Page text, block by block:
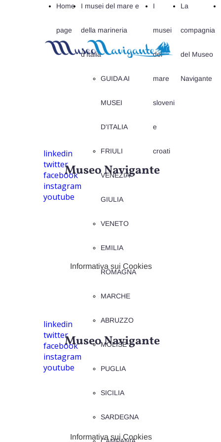
Home
page
I musei del mare e
della marineria
d'Italia
GUIDA AI
MUSEI
D'ITALIA
FRIULI
VENEZIA
GIULIA
VENETO
EMILIA
ROMAGNA
MARCHE
ABRUZZO
MOLISE
PUGLIA
SICILIA
SARDEGNA
I
musei
del
mare
sloveni
e
croati
La
compagnia
del Museo
Navigante
Museo Navigante
linkedin
twitter
facebook
instagram
youtube
Informativa sui Cookies
Museo Navigante
linkedin
twitter
facebook
instagram
youtube
Informativa sui Cookies